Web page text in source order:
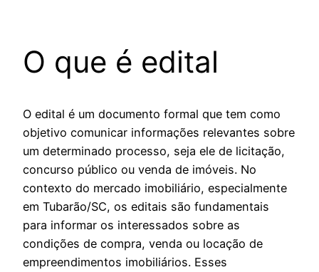
O que é edital
O edital é um documento formal que tem como
objetivo comunicar informações relevantes sobre
um determinado processo, seja ele de licitação,
concurso público ou venda de imóveis. No
contexto do mercado imobiliário, especialmente
em Tubarão/SC, os editais são fundamentais
para informar os interessados sobre as
condições de compra, venda ou locação de
empreendimentos imobiliários. Esses